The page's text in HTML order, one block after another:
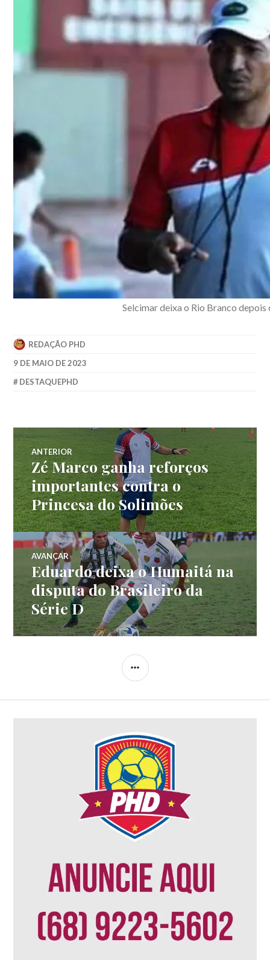
Selcimar deixa o Rio Branco
REDAÇÃO PHD
9 DE MAIO DE 2023
DESTAQUEPHD
ANTERIOR
Zé Marco ganha reforços
importantes contra o
Princesa do Solimões
AVANÇAR
Eduardo deixa o Humaitá na
disputa do Brasileiro da
Série D